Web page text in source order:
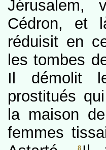
Jérusalem,
Cédron, et
réduisit en
les tombes
Il démolit
prostitués
la maison
femmes
8